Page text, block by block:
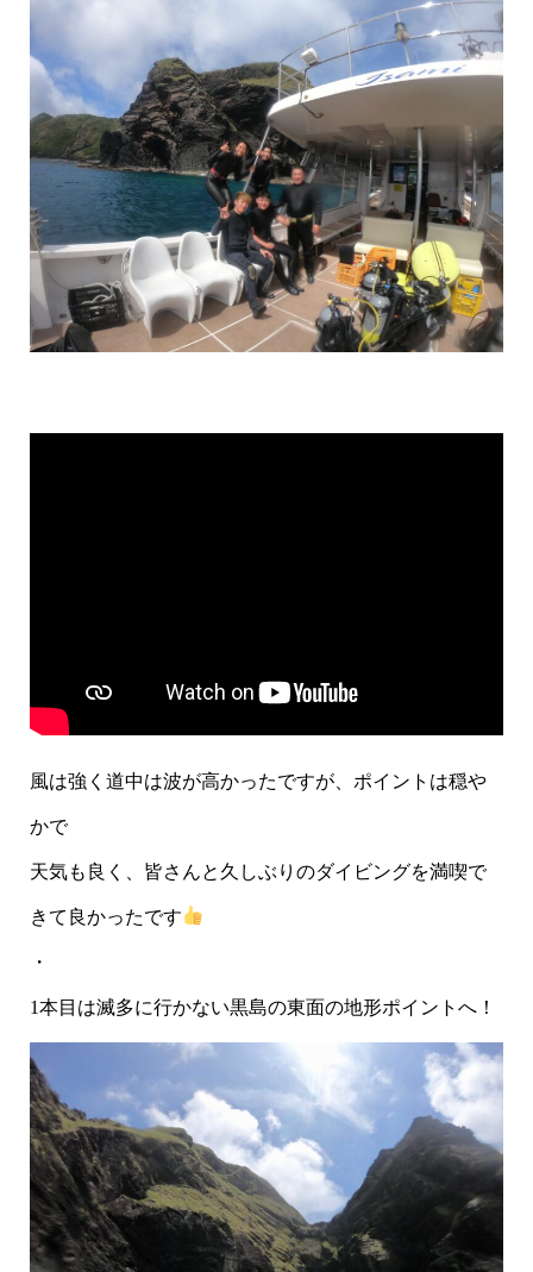
風は強く道中は波が高かったですが、ポイントは穏や
かで
天気も良く、皆さんと久しぶりのダイビングを満喫で
きて良かったです
・
1本目は滅多に行かない黒島の東面の地形ポイントへ！